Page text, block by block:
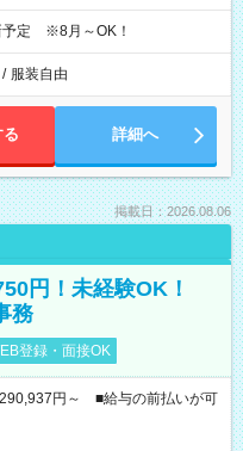
定 ※8月～OK！
/ 服装自由
る 詳細へ
掲載日：2026.08.06
円！未経験OK！
務
登録・面接OK
円～ ■給与の前払いが可